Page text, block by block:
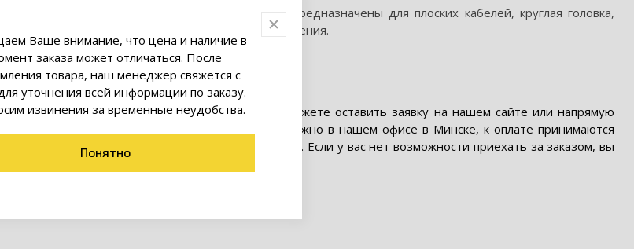
по форме – с прямоугольным пазом предназначены для плоских кабелей, круглая головка,
для одного или нескольких проводов круглого сечения.
крепления кабеля с доставкой по Беларуси
по доступной цене из нашего каталога, вы можете оставить заявку на нашем сайте или напрямую
по телефону. Оплатить и забрать заказ можно в нашем офисе в Минске, к оплате принимаются
карты, а также возможен платеж через ЕРИП. Если у вас нет возможности приехать за заказом, вы
в любую точку Республики Беларусь.
Ваше внимание, что цена и наличие в
заказа может отличаться. После
товара, наш менеджер свяжется с
уточнения всей информации по заказу.
извинения за временные неудобства.
Понятно